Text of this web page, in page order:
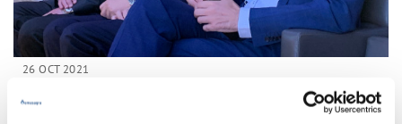
26 OCT 2021
Emasagra presente en el TAT Granada, el mayor
evento de Twitter en España organizado por IDEAL